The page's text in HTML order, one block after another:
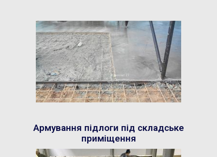
Армування підлоги під складське
приміщення